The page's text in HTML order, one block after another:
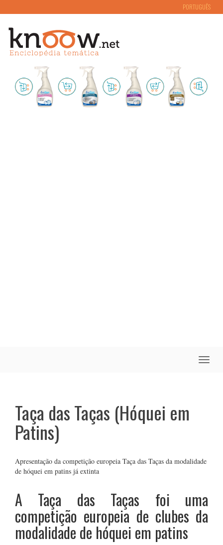
PORTUGUÊS
Toggle
Taça das Taças (Hóquei em
Patins)
Apresentação da competição europeia Taça das Taças da modalidade
de hóquei em patins já extinta
A Taça das Taças foi uma
competição europeia de clubes da
modalidade de hóquei em patins